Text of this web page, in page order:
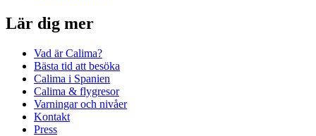
Lär dig mer
Vad är Calima?
Bästa tid att besöka
Calima i Spanien
Calima & flygresor
Varningar och nivåer
Kontakt
Press